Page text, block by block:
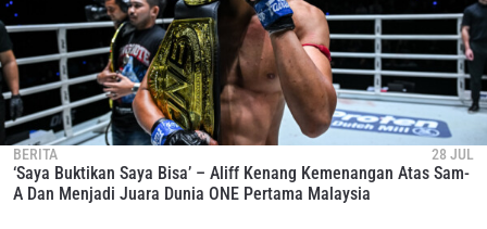
BERITA 28 JUL
‘Saya Buktikan Saya Bisa’ – Aliff Kenang Kemenangan Atas Sam-
A Dan Menjadi Juara Dunia ONE Pertama Malaysia